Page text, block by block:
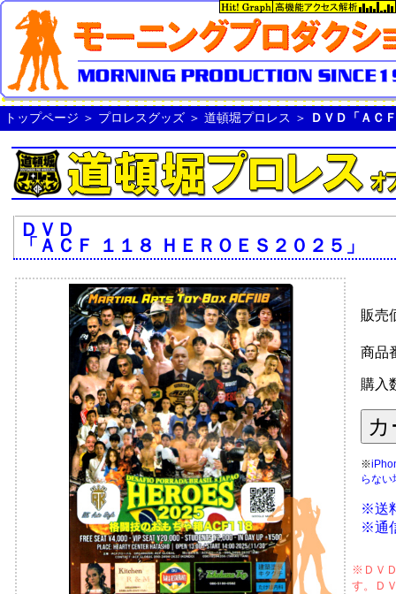
トップページ ＞ プロレスグッズ ＞ 道頓堀プロレス ＞ ＤＶＤ「ＡＣ
ＤＶＤ
「ＡＣＦ １１８ ＨＥＲＯＥＳ２０２５」
販売
商品
購入
※
らない
※送
※通
※ＤＶ
す。Ｄ